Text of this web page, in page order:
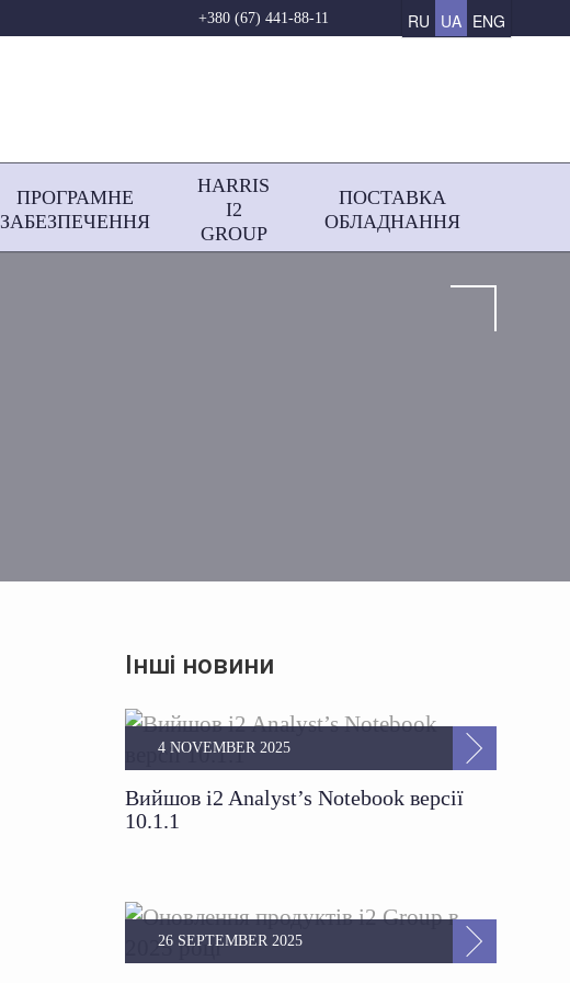
+380 (67) 441-88-11 RU UA ENG
ПРОГРАМНЕ
ЗАБЕЗПЕЧЕННЯ
HARRIS
І2
GROUP
ПОСТАВКА
ОБЛАДНАННЯ
Інші новини
Вийшов i2 Analyst’s Notebook версії
10.1.1
4 NOVEMBER 2025
26 SEPTEMBER 2025